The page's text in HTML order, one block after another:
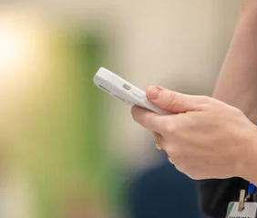
Распечатанный билет и наличка в